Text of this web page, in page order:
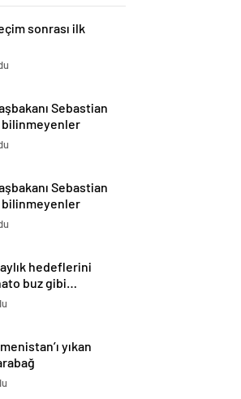
sonrası ilk
Sebastian
Sebastian
hedeflerini
buz gibi…
yıkan
ayrılmaz bir